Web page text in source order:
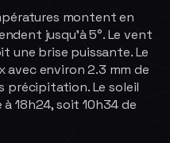
montent en
jusqu'à 5°. Le vent
une brise puissante. Le
avec environ 2.3 mm de
précipitation. Le soleil
18h24, soit 10h34 de